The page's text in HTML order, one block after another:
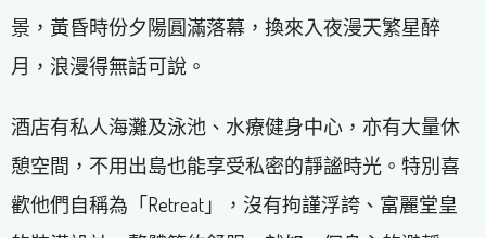
景，黃昏時份夕陽圓滿落幕，換來入夜漫天繁星醉
月，浪漫得無話可說。
酒店有私人海灘及泳池、水療健身中心，亦有大量休
憩空間，不用出島也能享受私密的靜謐時光。特別喜
歡他們自稱為「Retreat」，沒有拘謹浮誇、富麗堂皇